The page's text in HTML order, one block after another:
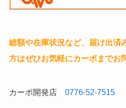
総額や在庫状況など、届け出済
方はぜひお気軽にカーボまでお
カーボ開発店 0776-52-7515